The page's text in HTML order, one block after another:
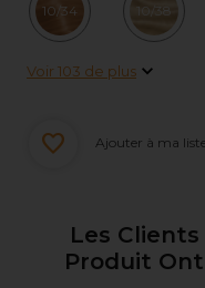
10/34 10/38
Voir 103 de plus
Ajouter à ma
Les
Produit